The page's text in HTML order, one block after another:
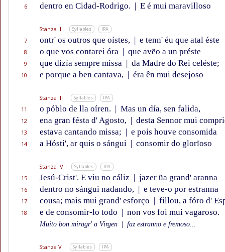
6 dentro en Cidad-Rodrigo. | E é mui maravilloso
Stanza II Syllables IPA
7 ontr' os outros que oístes, | e tenn' éu que atal éste
8 o que vos contarei óra | que avẽo a un préste
9 que dizía sempre missa | da Madre do Rei celéste;
10 e porque a ben cantava, | éra ên mui desejoso
Stanza III Syllables IPA
11 o póblo de lla oíren. | Mas un día, sen falida,
12 ena gran fésta d' Agosto, | desta Sennor mui
13 estava cantando missa; | e pois houve consomida
14 a Hósti', ar quis o sángui | consomir do glorïoso
Stanza IV Syllables IPA
15 Jesú-Crist'. E viu no cáliz | jazer ũa grand' aranna
16 dentro no sángui nadando, | e teve-o por estranna
17 cousa; mais mui grand' esforço | fillou, a fóro d'
18 e de consomir-lo todo | non vos foi mui vagaroso.
Muito bon miragr' a Virgen faz estranno e fremoso...
Stanza V Syllables IPA